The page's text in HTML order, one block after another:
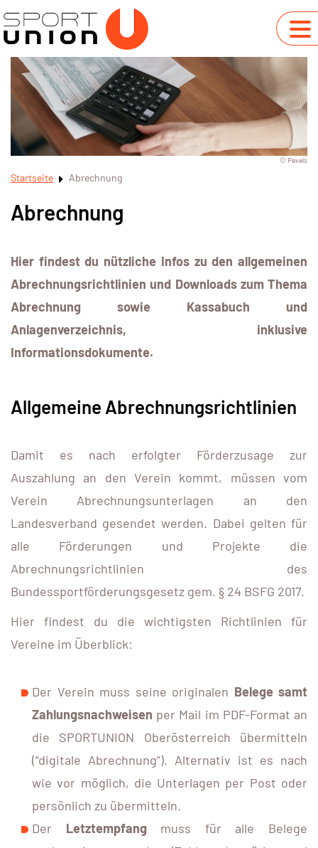
© Pexels
Startseite Abrechnung
Abrechnung
Hier findest du nützliche Infos zu den allgemeinen
Abrechnungsrichtlinien und Downloads zum Thema
Abrechnung sowie Kassabuch und
Anlagenverzeichnis, inklusive
Informationsdokumente.
Allgemeine Abrechnungsrichtlinien
Damit es nach erfolgter Förderzusage zur
Auszahlung an den Verein kommt, müssen vom
Verein Abrechnungsunterlagen an den
Landesverband gesendet werden. Dabei gelten für
alle Förderungen und Projekte die
Abrechnungsrichtlinien des
Bundessportförderungsgesetz gem. § 24 BSFG 2017.
Hier findest du die wichtigsten Richtlinien für
Vereine im Überblick:
Der Verein muss seine originalen Belege samt
Zahlungsnachweisen per Mail im PDF-Format an
die SPORTUNION Oberösterreich übermitteln
(“digitale Abrechnung”). Alternativ ist es nach
wie vor möglich, die Unterlagen per Post oder
persönlich zu übermitteln.
Der Letztempfang muss für alle Belege